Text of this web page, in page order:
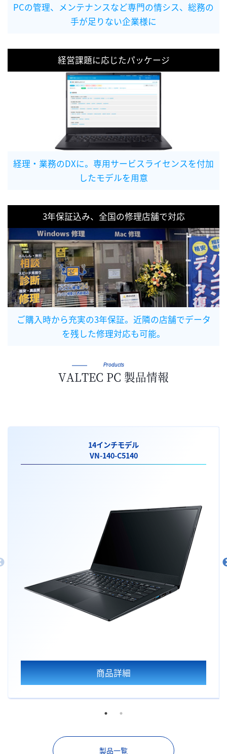
PCの管理、メンテナンスなど専門の情シス、総務の
手が足りない企業様に
経営課題に応じたパッケージ
経理・業務のDXに。専用サービスライセンスを付加
したモデルを用意
3年保証込み、全国の修理店舗で対応
ご購入時から充実の3年保証。近隣の店舗でデータ
を残した修理対応も可能。
Products
VALTEC PC 製品情報
14インチモデル
VN-140-C5140
商品詳細
製品一覧